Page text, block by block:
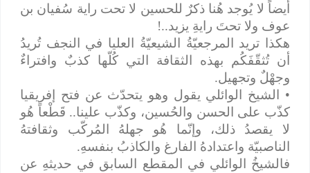
أيضاً لا يُوجد هُنا ذكرٌ للحسين لا تحت راية سُفيان بن
عوف ولا تحتَ رايةِ يزيد..!
هكذا تريد المرجعيّةُ الشيعيّةُ العليا في النجف تُريدُ
أن تُثقّفَكُم بهذه الثقافة التي كُلّها كذبٌ وافتراءٌ
وجهْلٌ وتجهيل.
• الشيخ الوائلي يقول وهو يتحدّث عن فتح إفريقيا
كذّب على الحسن والحُسين، وكذّب علينا.. قَطْعاً هُو
لا يقصدُ ذلك، وإنّما هُو جهلهُ المُركّب وثقافتهُ
الناصبيّة واعتدادهُ الفارغ والكاذبُ بنفسهِ.
فالشيخُ الوائلي في المقطع السابق في حديثهِ عن